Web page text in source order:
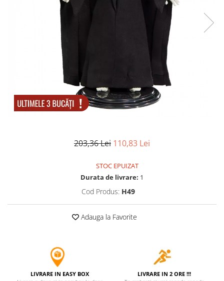
Seturi de cutite & accesorii
vanatoare si tactice
BINOCLURI & LUNETE
Prastii profesionale de vanatoare
Rucsacuri si huse
Bile metalice
SPORTURI DE ECHIPA
Incubatoare oua
Mori cereale si furaje
203,36 Lei 110,83 Lei
STOC EPUIZAT
Durata de livrare: 1
Cod Produs: H49
Adauga la Favorite
LIVRARE IN EASY BOX LIVRARE IN 2 ORE !!!